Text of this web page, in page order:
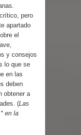
pero
apartado
el
y consejos
lo que se
en las
deben
obtener a
(Las
en la